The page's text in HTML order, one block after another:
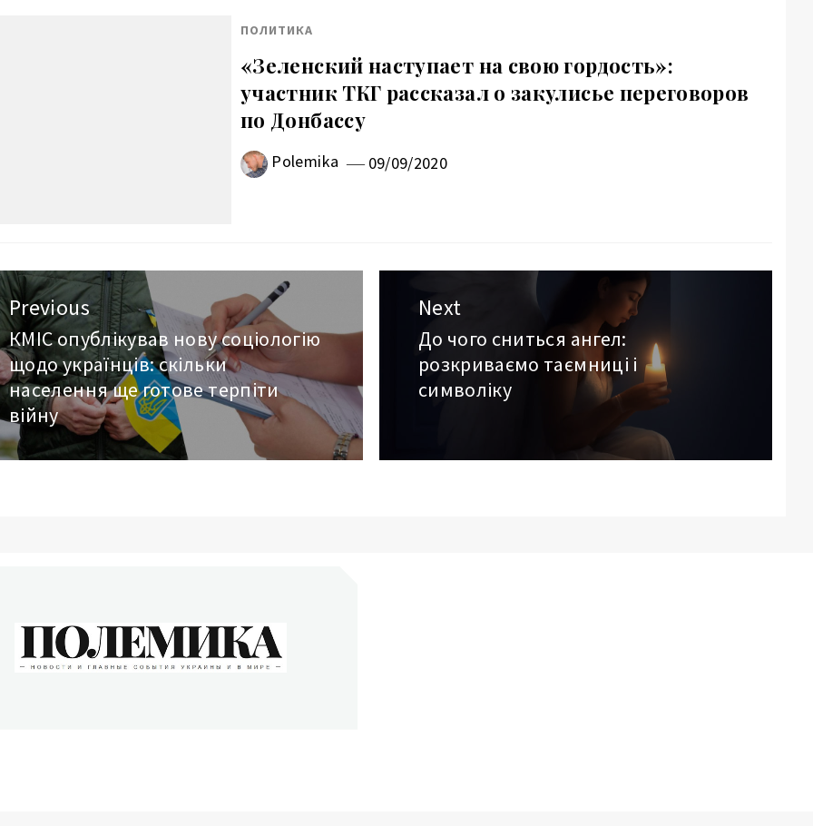
ПОЛИТИКА
«Зеленский наступает на свою гордость»:
участник ТКГ рассказал о закулисье переговоров
по Донбассу
Polemika 09/09/2020
Previous
Previous
post:
КМІС опублікував нову соціологію
щодо українців: скільки
населення ще готове терпіти
війну
Next
Next
post:
До чого сниться ангел:
розкриваємо таємниці і
символіку